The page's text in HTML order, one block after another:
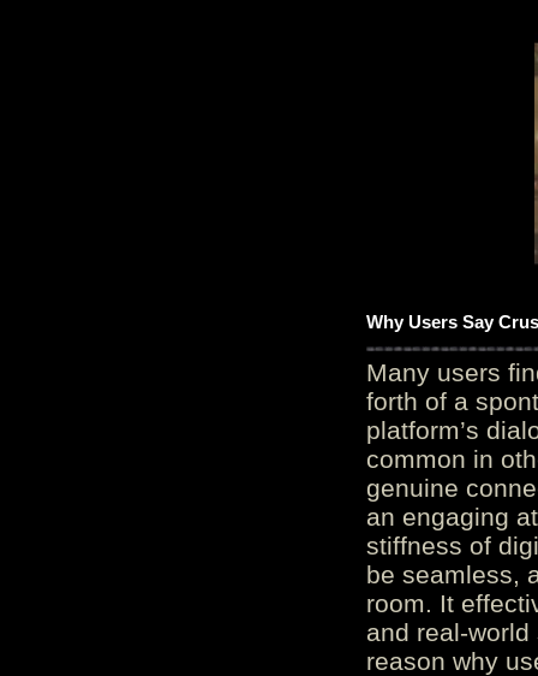
Why Users Say
Many users
forth of a
platform’s
common in
genuine
an engaging
stiffness of
be seamless,
room. It
and real-
reason why